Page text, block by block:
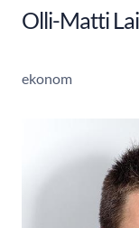
Olli-Matti
ekonom